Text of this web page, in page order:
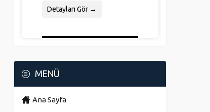
Detayları Gör →
MENÜ
Ana Sayfa